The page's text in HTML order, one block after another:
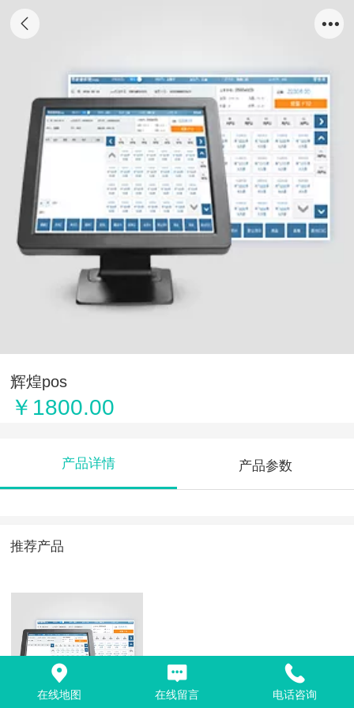
辉煌pos
￥1800.00
产品详情 产品参数
推荐产品
辉煌pos
在线地图 在线留言 电话咨询